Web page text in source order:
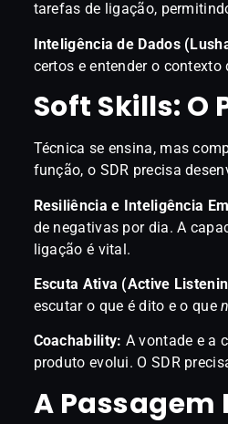
tarefas de ligação,
Inteligência de Dados
certos e entender o
Soft Skills: O
Técnica se ensina, mas
função, o SDR precisa
Resiliência e Inteligência
de negativas por dia. A
ligação é vital.
Escuta Ativa (Active
escutar o que é dito e o que
Coachability: A vontade e a
produto evolui. O SDR
A